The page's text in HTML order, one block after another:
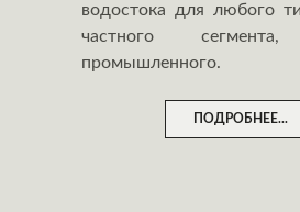
водостока для любого
частного
промышленного.
ПОДРОБНЕЕ...